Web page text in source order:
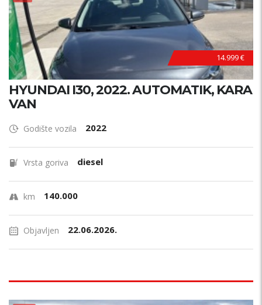
14.999 €
HYUNDAI I30, 2022. AUTOMATIK, KARA
VAN
Godište vozila 2022
Vrsta goriva diesel
km 140.000
Objavljen 22.06.2026.